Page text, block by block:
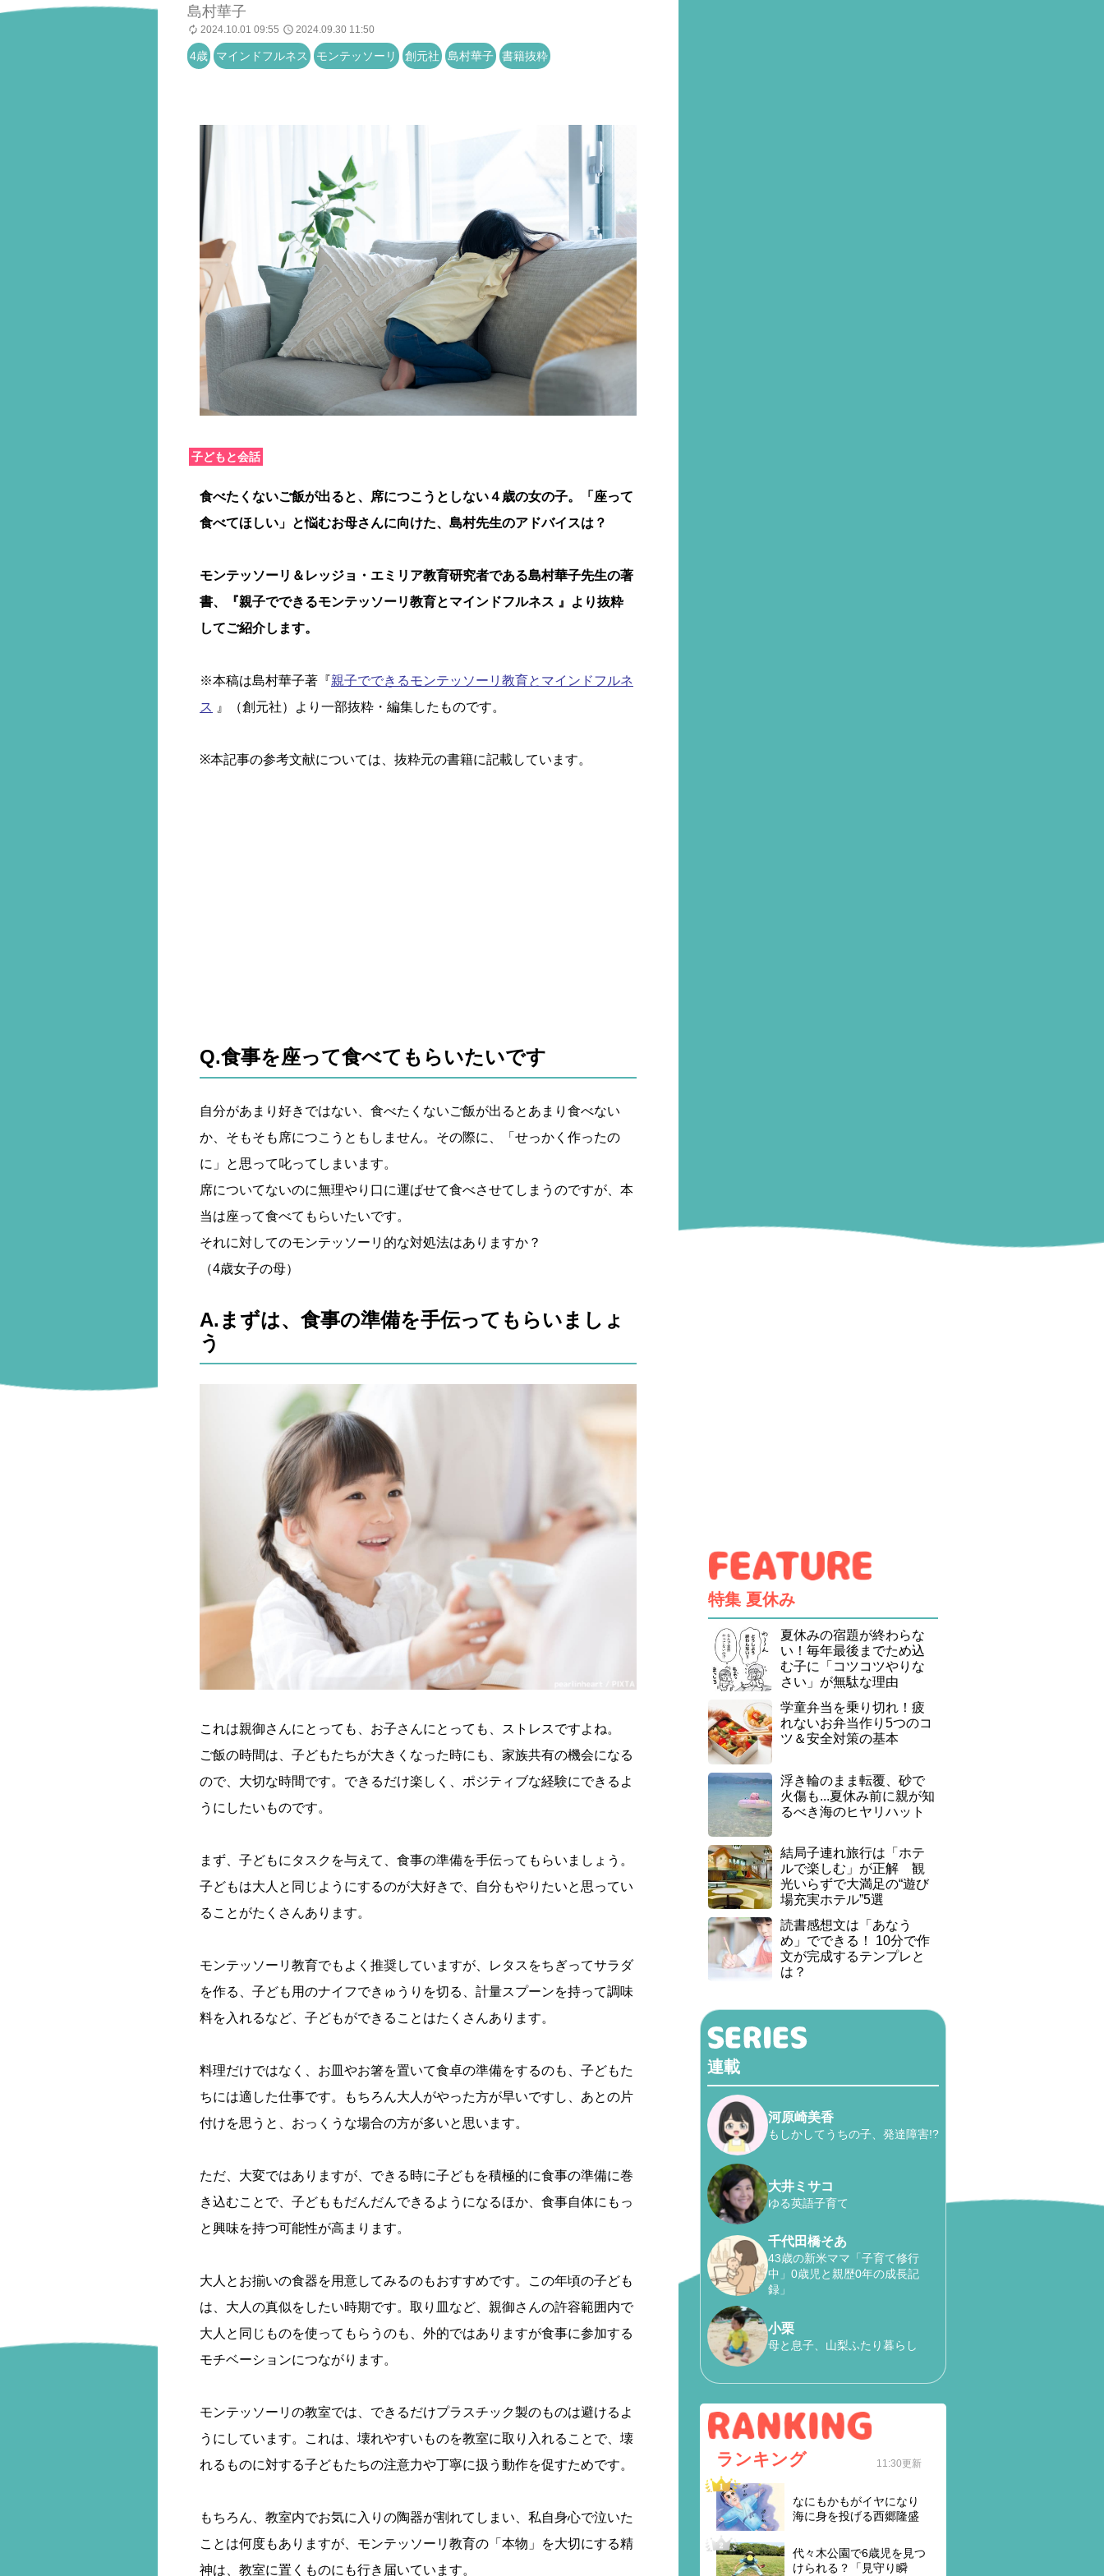
島村華子
2024.10.01 09:55 2024.09.30 11:50
4歳 マインドフルネス モンテッソーリ 創元社 島村華子 書籍抜粋
子どもと会話
食べたくないご飯が出ると、席につこうとしない４歳の女の子。「座って
食べてほしい」と悩むお母さんに向けた、島村先生のアドバイスは？
モンテッソーリ＆レッジョ・エミリア教育研究者である島村華子先生の著
書、『親子でできるモンテッソーリ教育とマインドフルネス 』より抜粋
してご紹介します。
※本稿は島村華子著『親子でできるモンテッソーリ教育とマインドフルネ
ス 』（創元社）より一部抜粋・編集したものです。
※本記事の参考文献については、抜粋元の書籍に記載しています。
Q.食事を座って食べてもらいたいです
自分があまり好きではない、食べたくないご飯が出るとあまり食べない
か、そもそも席につこうともしません。その際に、「せっかく作ったの
に」と思って叱ってしまいます。
席についてないのに無理やり口に運ばせて食べさせてしまうのですが、本
当は座って食べてもらいたいです。
それに対してのモンテッソーリ的な対処法はありますか？
（4歳女子の母）
A.まずは、食事の準備を手伝ってもらいましょ
う
これは親御さんにとっても、お子さんにとっても、ストレスですよね。
ご飯の時間は、子どもたちが大きくなった時にも、家族共有の機会になる
ので、大切な時間です。できるだけ楽しく、ポジティブな経験にできるよ
うにしたいものです。
まず、子どもにタスクを与えて、食事の準備を手伝ってもらいましょう。
子どもは大人と同じようにするのが大好きで、自分もやりたいと思ってい
ることがたくさんあります。
モンテッソーリ教育でもよく推奨していますが、レタスをちぎってサラダ
を作る、子ども用のナイフできゅうりを切る、計量スプーンを持って調味
料を入れるなど、子どもができることはたくさんあります。
料理だけではなく、お皿やお箸を置いて食卓の準備をするのも、子どもた
ちには適した仕事です。もちろん大人がやった方が早いですし、あとの片
付けを思うと、おっくうな場合の方が多いと思います。
ただ、大変ではありますが、できる時に子どもを積極的に食事の準備に巻
き込むことで、子どももだんだんできるようになるほか、食事自体にもっ
と興味を持つ可能性が高まります。
大人とお揃いの食器を用意してみるのもおすすめです。この年頃の子ども
は、大人の真似をしたい時期です。取り皿など、親御さんの許容範囲内で
大人と同じものを使ってもらうのも、外的ではありますが食事に参加する
モチベーションにつながります。
モンテッソーリの教室では、できるだけプラスチック製のものは避けるよ
うにしています。これは、壊れやすいものを教室に取り入れることで、壊
れるものに対する子どもたちの注意力や丁寧に扱う動作を促すためです。
もちろん、教室内でお気に入りの陶器が割れてしまい、私自身心で泣いた
ことは何度もありますが、モンテッソーリ教育の「本物」を大切にする精
神は、教室に置くものにも行き届いています。
特集 夏休み
夏休みの宿題が終わらな
い！毎年最後までため込
む子に「コツコツやりな
さい」が無駄な理由
学童弁当を乗り切れ！疲
れないお弁当作り5つのコ
ツ＆安全対策の基本
浮き輪のまま転覆、砂で
火傷も...夏休み前に親が知
るべき海のヒヤリハット
結局子連れ旅行は「ホテ
ルで楽しむ」が正解 観
光いらずで大満足の“遊び
場充実ホテル”5選
読書感想文は「あなう
め」でできる！ 10分で作
文が完成するテンプレと
は？
連載
河原崎美香
もしかしてうちの子、発達障害!?
大井ミサコ
ゆる英語子育て
千代田橋そあ
43歳の新米ママ「子育て修行
中」0歳児と親歴0年の成長記
録」
小栗
母と息子、山梨ふたり暮らし
ランキング 11:30更新
なにもかもがイヤになり
海に身を投げる西郷隆盛
代々木公園で6歳児を見つ
けられる？「見守り瞬